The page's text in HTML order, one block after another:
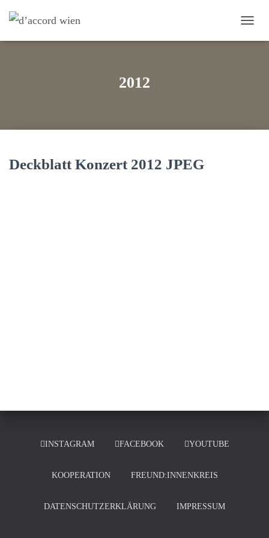
2012
Deckblatt Konzert 2012 JPEG
INSTAGRAM FACEBOOK YOUTUBE
KOOPERATION FREUND:INNENKREIS
DATENSCHUTZERKLÄRUNG IMPRESSUM